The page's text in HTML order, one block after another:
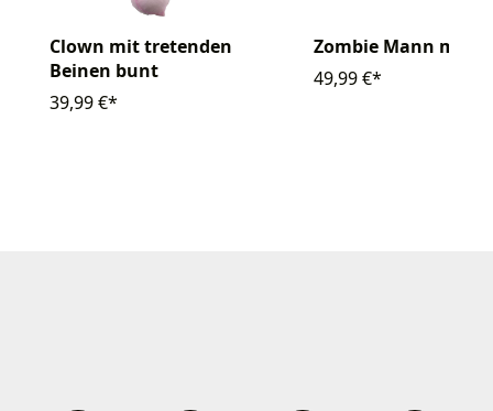
Clown mit tretenden
Beinen bunt
39,99 €*
Zombie Mann mit
49,99 €*